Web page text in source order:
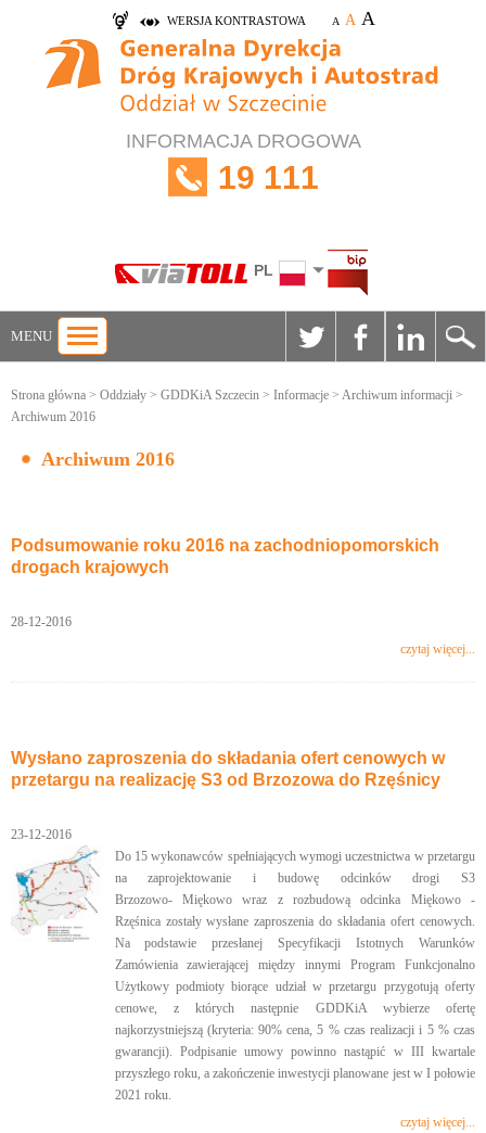
WERSJA KONTRASTOWA A A A
INFORMACJA DROGOWA
19 111
PL
MENU
Strona główna > Oddziały > GDDKiA Szczecin > Informacje > Archiwum informacji >
Archiwum 2016
Archiwum 2016
Podsumowanie roku 2016 na zachodniopomorskich
drogach krajowych
28-12-2016
czytaj więcej...
Wysłano zaproszenia do składania ofert cenowych w
przetargu na realizację S3 od Brzozowa do Rzęśnicy
23-12-2016
Do 15 wykonawców spełniających wymogi uczestnictwa w przetargu
na zaprojektowanie i budowę odcinków drogi S3
Brzozowo- Miękowo wraz z rozbudową odcinka Miękowo -
Rzęśnica zostały wysłane zaproszenia do składania ofert cenowych.
Na podstawie przesłanej Specyfikacji Istotnych Warunków
Zamówienia zawierającej między innymi Program Funkcjonalno
Użytkowy podmioty biorące udział w przetargu przygotują oferty
cenowe, z których następnie GDDKiA wybierze ofertę
najkorzystniejszą (kryteria: 90% cena, 5 % czas realizacji i 5 % czas
gwarancji). Podpisanie umowy powinno nastąpić w III kwartale
przyszłego roku, a zakończenie inwestycji planowane jest w I połowie
2021 roku.
czytaj więcej...